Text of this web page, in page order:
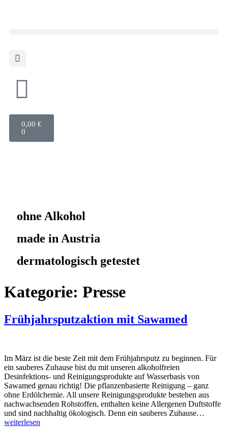
0,00 €
0
ohne Alkohol
made in Austria
dermatologisch getestet
Kategorie: Presse
Frühjahrsputzaktion mit Sawamed
Im März ist die beste Zeit mit dem Frühjahrsputz zu beginnen. Für
ein sauberes Zuhause bist du mit unseren alkoholfreien
Desinfektions- und Reinigungsprodukte auf Wasserbasis von
Sawamed genau richtig! Die pflanzenbasierte Reinigung – ganz
ohne Erdölchemie. All unsere Reinigungsprodukte bestehen aus
nachwachsenden Rohstoffen, enthalten keine Allergenen Duftstoffe
und sind nachhaltig ökologisch. Denn ein sauberes Zuhause…
weiterlesen